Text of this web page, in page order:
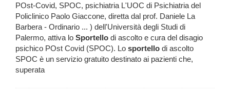
POst-Covid, SPOC, psichiatria L'UOC di Psichiatria del
Policlinico Paolo Giaccone, diretta dal prof. Daniele La
Barbera - Ordinario ... ) dell'Università degli Studi di
Palermo, attiva lo Sportello di ascolto e cura del disagio
psichico POst Covid (SPOC). Lo sportello di ascolto
SPOC è un servizio gratuito destinato ai pazienti che,
superata